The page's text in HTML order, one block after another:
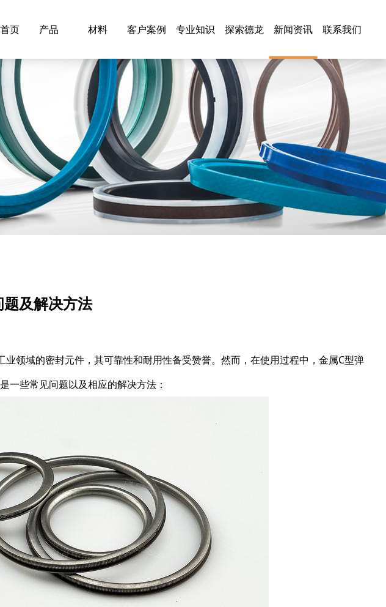
页 产品 材料 客户案例 专业知识 探索德龙 新闻资讯 联系我们
及解决方法
领域的密封元件，其可靠性和耐用性备受赞誉。然而，在使用过程中，金属C型弹
一些常见问题以及相应的解决方法：